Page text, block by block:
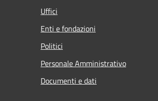
Uffici
Enti e fondazioni
Politici
Personale Amministrativo
Documenti e dati